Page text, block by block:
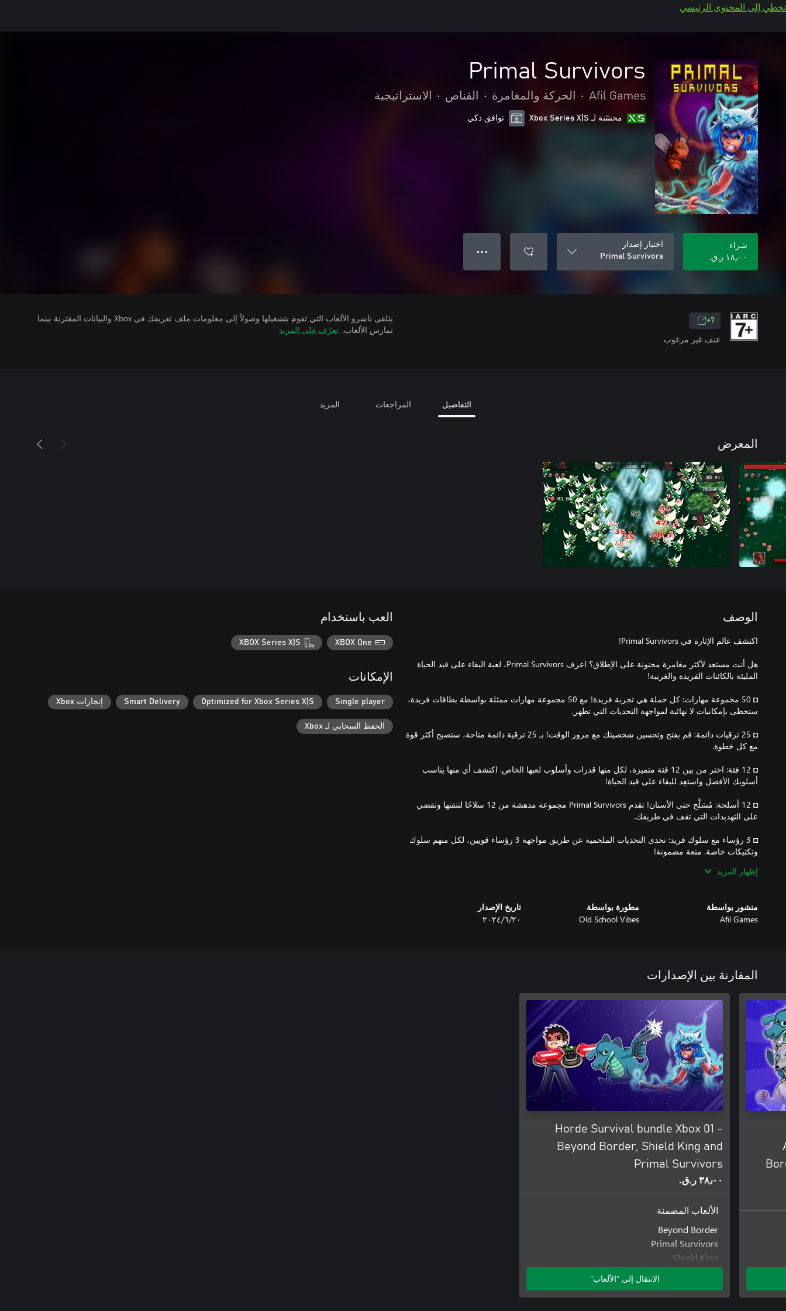
تخطي إلى المحتوى الرئيسي
Primal Survivors
Afil Games
• الحركة والمغامرة • القناص • الاستراتيجية
محسّنة لـ Xbox Series X|S توافق ذكي
شراء
١٨٫٠٠ ر.ق.‏
اختيار إصدار
Primal Survivors
● ● ●
7+
عنف غير مرغوب
يتلقى ناشرو الألعاب التي تقوم بتشغيلها وصولاً إلى معلومات ملف تعريفك في Xbox والبيانات المقترنة بينما
تمارس الألعاب. تعرّف على المزيد
التفاصيل المراجعات المزيد
المعرض
الوصف
هل أنت مستعد لأكثر مغامرة مجنونة على الإطلاق؟ اعرف Primal Survivors، لعبة البقاء على قيد الحياة
◘ 50 مجموعة مهارات: كل حملة هي تجربة فريدة! مع 50 مجموعة مهارات ممثلة بواسطة بطاقات فريدة،
◘ 25 ترقيات دائمة: قم بفتح وتحسين شخصيتك مع مرور الوقت! بـ 25 ترقية دائمة متاحة، ستصبح أكثر قوة
◘ 12 فئة: اختر من بين 12 فئة متميزة، لكل منها قدرات وأسلوب لعبها الخاص. اكتشف أي منها يناسب
◘ 12 أسلحة: مُسَلَّح حتى الأسنان! تقدم Primal Survivors مجموعة مدهشة من 12 سلاحًا لتتقنها وتقضي
◘ 3 رؤساء مع سلوك فريد: تحدى التحديات الملحمية عن طريق مواجهة 3 رؤساء قويين، لكل منهم سلوك
إظهار المزيد
منشور بواسطة
Afil Games
مطورة بواسطة
Old School Vibes
تاريخ الإصدار
٢٠‏/٦‏/٢٠٢٤
العب باستخدام
XBOX One
XBOX Series X|S
الإمكانات
Single player
Optimized for Xbox Series X|S
Smart Delivery إنجازات Xbox
الحفظ السحابي لـ Xbox
المقارنة بين الإصدارات
Horde Survival bundle Xbox 01 -
Beyond Border, Shield King and
Primal Survivors
٣٨٫٠٠ ر.ق.‏
الألعاب المضمنة
Beyond Border
Primal Survivors
Shield King
الانتقال إلى "الألعاب"